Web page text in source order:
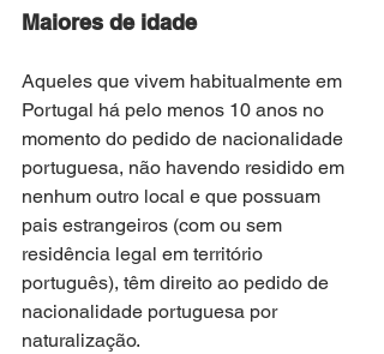
Maiores de idade
Aqueles que vivem habitualmente em
Portugal há pelo menos 10 anos no
momento do pedido de nacionalidade
portuguesa, não havendo residido em
nenhum outro local e que possuam
pais estrangeiros (com ou sem
residência legal em território
português), têm direito ao pedido de
nacionalidade portuguesa por
naturalização.